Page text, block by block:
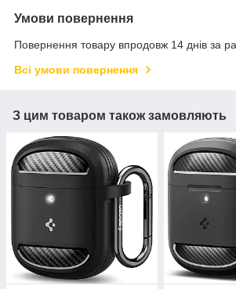
Умови повернення
Повернення товару впродовж 14 днів за
Всі умови повернення
З цим товаром також замовляють